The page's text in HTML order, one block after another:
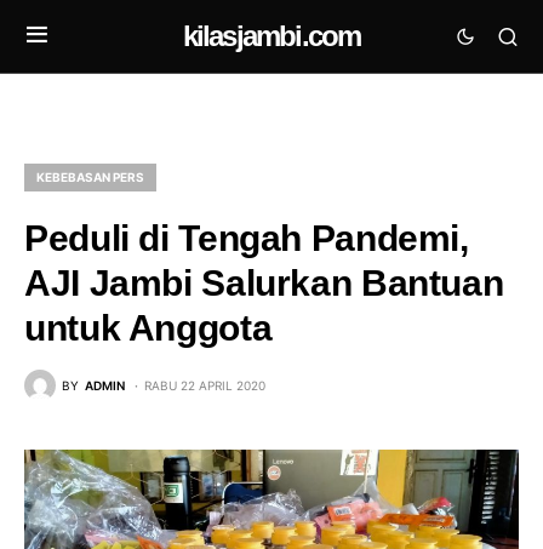
kilasjambi.com
KEBEBASAN PERS
Peduli di Tengah Pandemi,
AJI Jambi Salurkan Bantuan
untuk Anggota
BY ADMIN RABU 22 APRIL 2020